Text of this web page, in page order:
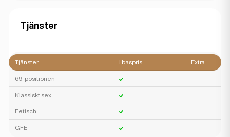
Tjänster
Tjänster I baspris Extra
69-positionen
Klassiskt sex
Fetisch
GFE